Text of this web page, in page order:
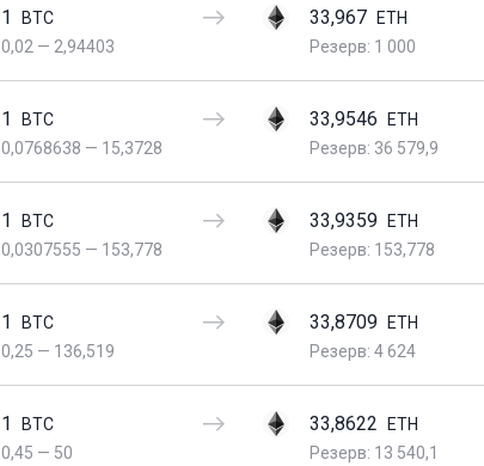
1
BTC
0,02 — 2,94403
33,967
ETH
Резерв: 1 000
1
BTC
0,0768638 — 15,3728
33,9546
ETH
Резерв: 36 579,9
1
BTC
0,0307555 — 153,778
33,9359
ETH
Резерв: 153,778
1
BTC
0,25 — 136,519
33,8709
ETH
Резерв: 4 624
1
BTC
0,45 — 50
33,8622
ETH
Резерв: 13 540,1